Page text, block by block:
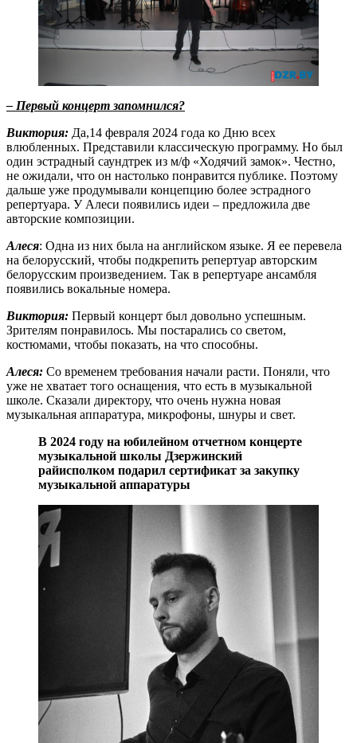
– Первый концерт запомнился?
Виктория: Да,14 февраля 2024 года ко Дню всех
влюбленных. Представили классическую программу. Но был
один эстрадный саундтрек из м/ф «Ходячий замок». Честно,
не ожидали, что он настолько понравится публике. Поэтому
дальше уже продумывали концепцию более эстрадного
репертуара. У Алеси появились идеи – предложила две
авторские композиции.
Алеся: Одна из них была на английском языке. Я ее перевела
на белорусский, чтобы подкрепить репертуар авторским
белорусским произведением. Так в репертуаре ансамбля
появились вокальные номера.
Виктория: Первый концерт был довольно успешным.
Зрителям понравилось. Мы постарались со светом,
костюмами, чтобы показать, на что способны.
Алеся: Cо временем требования начали расти. Поняли, что
уже не хватает того оснащения, что есть в музыкальной
школе. Сказали директору, что очень нужна новая
музыкальная аппаратура, микрофоны, шнуры и свет.
В 2024 году на юбилейном отчетном концерте
музыкальной школы Дзержинский
райисполком подарил сертификат за закупку
музыкальной аппаратуры